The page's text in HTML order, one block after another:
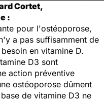
Cortet,
:
pour l'ostéoporose,
a pas suffisamment de
en vitamine D.
D3 sont
action préventive
ostéoporose dûment
de vitamine D3 ne